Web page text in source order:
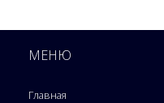
МЕНЮ
Главная